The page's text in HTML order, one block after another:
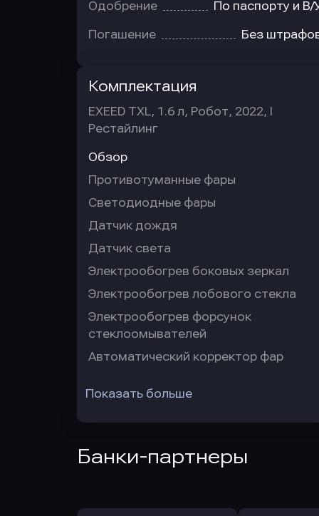
Одобрение По паспорту и В/
Погашение Без
Комплектация
EXEED TXL, 1.6 л, Робот, 2022, I
Рестайлинг
Обзор
Противотуманные фары
Светодиодные фары
Датчик дождя
Датчик света
Электрообогрев боковых зеркал
Электрообогрев лобового стекла
Электрообогрев форсунок
стеклоомывателей
Автоматический корректор фар
Показать больше
Банки-партнеры